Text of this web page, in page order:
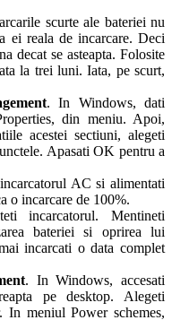
scurte ale bateriei nu
ei reala de incarcare. Deci
decat se asteapta. Folosite
la trei luni. Iata, pe scurt,
. In Windows, dati
din meniu. Apoi,
acestei sectiuni, alegeti
Apasati OK pentru a
AC si alimentati
o incarcare de 100%.
incarcatorul. Mentineti
bateriei si oprirea lui
incarcati o data complet
. In Windows, accesati
pe desktop. Alegeti
In meniul Power schemes,